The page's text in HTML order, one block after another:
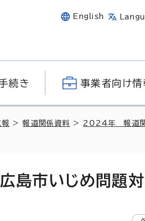
English
続き 事業者向け情
報 >報道関係資料 > 2024年 報道関
島市いじめ問題対